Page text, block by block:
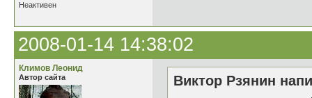
Неактивен
2008-01-14 14:38:02
Климов Леонид
Автор сайта
Виктор Рзянин